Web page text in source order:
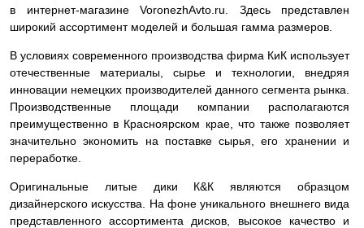
в интернет-магазине VoronezhAvto.ru. Здесь представлен
широкий ассортимент моделей и большая гамма размеров.
В условиях современного производства фирма КиК использует
отечественные материалы, сырье и технологии, внедряя
инновации немецких производителей данного сегмента рынка.
Производственные площади компании располагаются
преимущественно в Красноярском крае, что также позволяет
значительно экономить на поставке сырья, его хранении и
переработке.
Оригинальные литые дики К&К являются образцом
дизайнерского искусства. На фоне уникального внешнего вида
представленного ассортимента дисков, высокое качество и